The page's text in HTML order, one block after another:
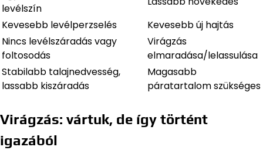
levélszín
Kevesebb levélperzselés
Kevesebb új hajtás
Nincs levélszáradás vagy
foltosodás
Virágzás
elmaradása/lelassulása
Stabilabb talajnedvesség,
lassabb kiszáradás
Magasabb
páratartalom szükséges
Virágzás: vártuk, de így történt
igazából